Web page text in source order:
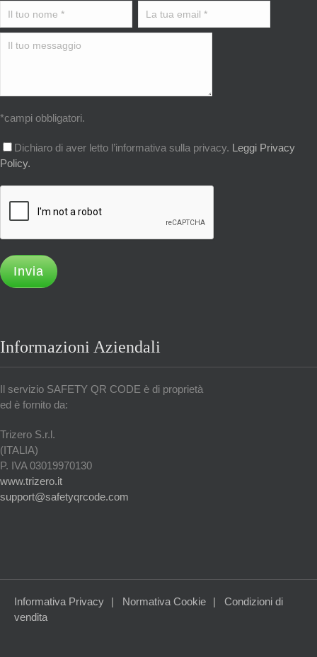
*campi obbligatori.
Dichiaro di aver letto l’informativa sulla privacy. Leggi Privacy
Policy.
Informazioni Aziendali
Il servizio SAFETY QR CODE è di proprietà
ed è fornito da:
Trizero S.r.l.
(ITALIA)
P. IVA 03019970130
www.trizero.it
support@safetyqrcode.com
Informativa Privacy Normativa Cookie
Condizioni di
vendita